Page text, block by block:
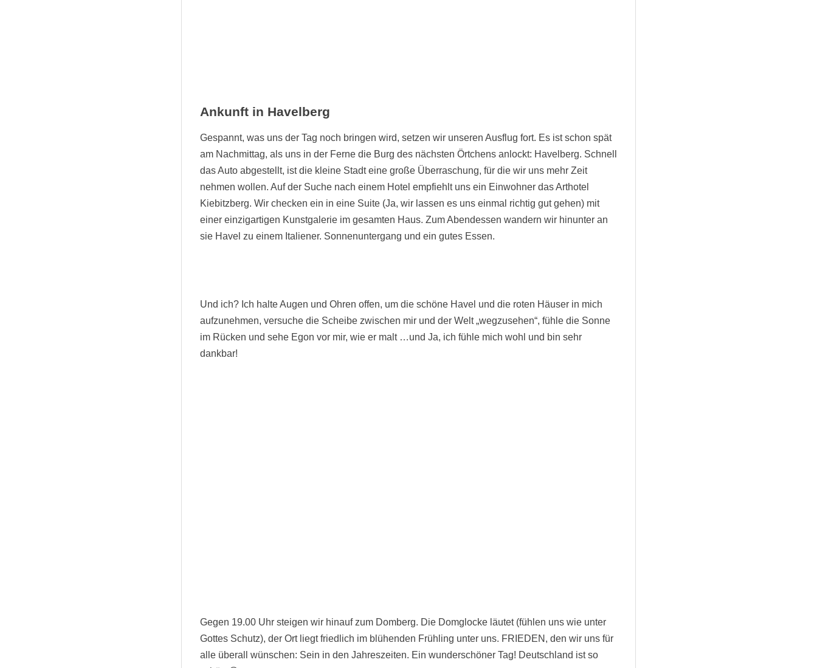
Ankunft in Havelberg
Gespannt, was uns der Tag noch bringen wird, setzen wir unseren Ausflug fort. Es ist schon spät
am Nachmittag, als uns in der Ferne die Burg des nächsten Örtchens anlockt: Havelberg. Schnell
das Auto abgestellt, ist die kleine Stadt eine große Überraschung, für die wir uns mehr Zeit
nehmen wollen. Auf der Suche nach einem Hotel empfiehlt uns ein Einwohner das Arthotel
Kiebitzberg. Wir checken ein in eine Suite (Ja, wir lassen es uns einmal richtig gut gehen) mit
einer einzigartigen Kunstgalerie im gesamten Haus. Zum Abendessen wandern wir hinunter an
sie Havel zu einem Italiener. Sonnenuntergang und ein gutes Essen.
Und ich? Ich halte Augen und Ohren offen, um die schöne Havel und die roten Häuser in mich
aufzunehmen, versuche die Scheibe zwischen mir und der Welt „wegzusehen“, fühle die Sonne
im Rücken und sehe Egon vor mir, wie er malt …und Ja, ich fühle mich wohl und bin sehr
dankbar!
Gegen 19.00 Uhr steigen wir hinauf zum Domberg. Die Domglocke läutet (fühlen uns wie unter
Gottes Schutz), der Ort liegt friedlich im blühenden Frühling unter uns. FRIEDEN, den wir uns für
alle überall wünschen: Sein in den Jahreszeiten. Ein wunderschöner Tag! Deutschland ist so